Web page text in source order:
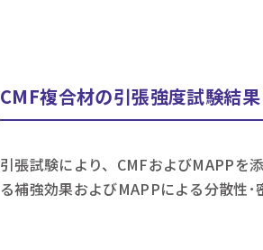
CMF複合材の引張強度試験結果
引張試験により、CMFおよびMAPPを
る補強効果およびMAPPによる分散性